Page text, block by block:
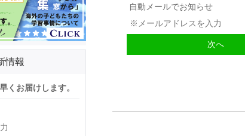
自動メールでお知らせ
情報
くお届けします。